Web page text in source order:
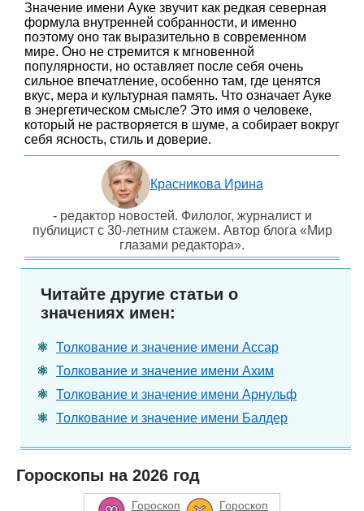
Значение имени Ауке звучит как редкая северная
формула внутренней собранности, и именно
поэтому оно так выразительно в современном
мире. Оно не стремится к мгновенной
популярности, но оставляет после себя очень
сильное впечатление, особенно там, где ценятся
вкус, мера и культурная память. Что означает Ауке
в энергетическом смысле? Это имя о человеке,
который не растворяется в шуме, а собирает вокруг
себя ясность, стиль и доверие.
Красникова Ирина
- редактор новостей. Филолог, журналист и
публицист с 30-летним стажем. Автор блога «Мир
глазами редактора».
Читайте другие статьи о
значениях имен:
Толкование и значение имени Ассар
Толкование и значение имени Ахим
Толкование и значение имени Арнульф
Толкование и значение имени Балдер
Гороскопы на 2026 год
Гороскоп
Гороскоп